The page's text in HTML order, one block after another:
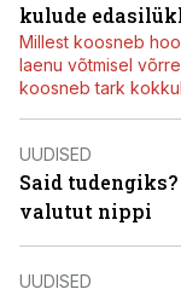
kulude
Millest koosneb
laenu võtmisel
koosneb tark
UUDISED
Said
valutut nippi
UUDISED